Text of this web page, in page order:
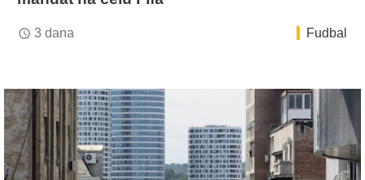
access_time 3 dana Fudbal